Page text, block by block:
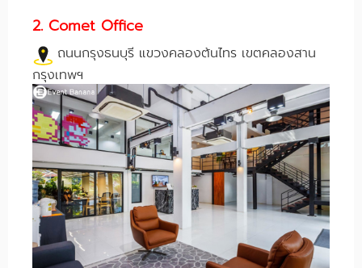
2. Comet Office
ถนนกรุงธนบุรี แขวงคลองต้นไทร เขตคลองสาน
กรุงเทพฯ